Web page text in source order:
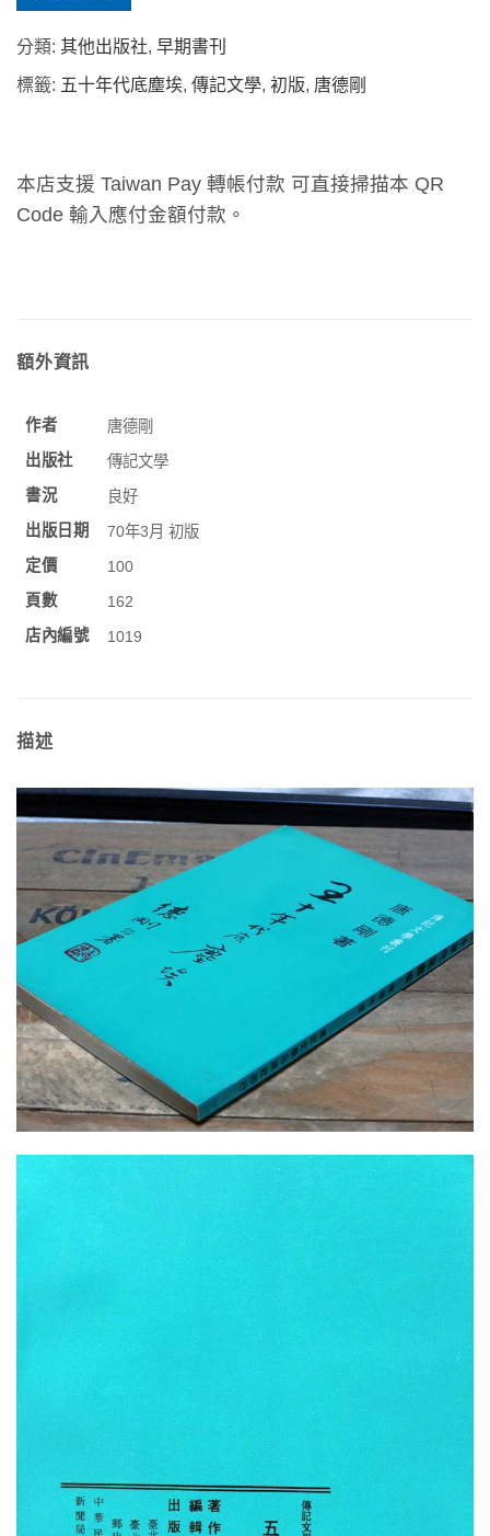
分類: 其他出版社, 早期書刊
標籤: 五十年代底塵埃, 傳記文學, 初版, 唐德剛
本店支援 Taiwan Pay 轉帳付款 可直接掃描本 QR
Code 輸入應付金額付款。
額外資訊
作者
唐德剛
出版社
傳記文學
書況
良好
出版日期
70年3月 初版
定價
100
頁數
162
店內編號
1019
描述